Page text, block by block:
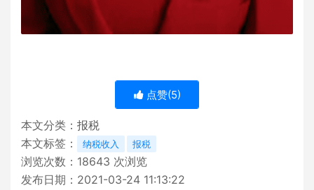
点赞(5)
本文分类： 报税
本文标签：
纳税收入 报税
浏览次数： 18643 次浏览
发布日期：2021-03-24 11:13:22